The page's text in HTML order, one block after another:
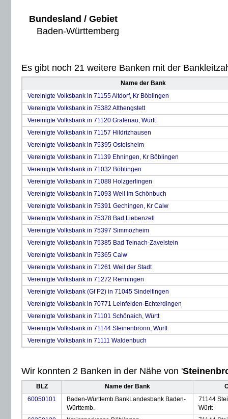
Bundesland / Gebiet
Baden-Württemberg
Es gibt noch 21 weitere Banken mit der
Name der Bank
Vereinigte Volksbank in 71155 Altdorf, Kr Böblingen
Vereinigte Volksbank in 75382 Althengstett
Vereinigte Volksbank in 71120 Grafenau, Württ
Vereinigte Volksbank in 71157 Hildrizhausen
Vereinigte Volksbank in 75395 Ostelsheim
Vereinigte Volksbank in 71139 Ehningen, Kr Böblingen
Vereinigte Volksbank in 71032 Böblingen
Vereinigte Volksbank in 71088 Holzgerlingen
Vereinigte Volksbank in 71093 Weil im Schönbuch
Vereinigte Volksbank in 75391 Gechingen, Kr Calw
Vereinigte Volksbank in 75378 Bad Liebenzell
Vereinigte Volksbank in 75397 Simmozheim
Vereinigte Volksbank in 75385 Bad Teinach-Zavelstein
Vereinigte Volksbank in 75365 Calw
Vereinigte Volksbank in 71261 Weil der Stadt
Vereinigte Volksbank in 71272 Renningen
Vereinigte Volksbank (Gf P2) in 71045 Sindelfingen
Vereinigte Volksbank in 70771 Leinfelden-Echterdingen
Vereinigte Volksbank in 71101 Schönaich, Württ
Vereinigte Volksbank in 71144 Steinenbronn, Württ
Vereinigte Volksbank in 71111 Waldenbuch
Wir konnten 2 Banken in der Nähe von '
BLZ Name der Bank
60050101
Baden-Württemb.BankLandesbank Baden-
Württemb.
71144
Württ